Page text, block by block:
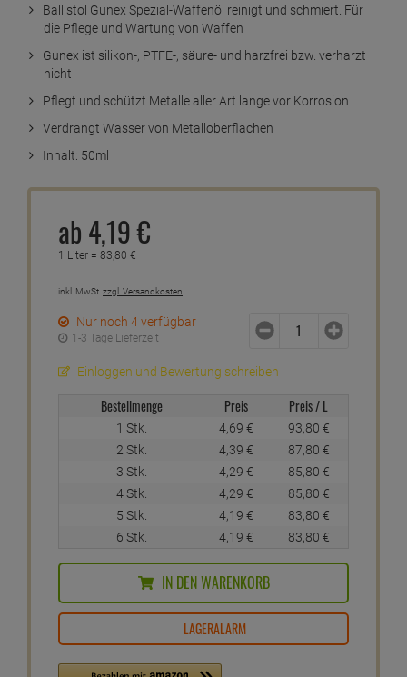
Ballistol Gunex Spezial-Waffenöl reinigt und schmiert. Für
die Pflege und Wartung von Waffen
Gunex ist silikon-, PTFE-, säure- und harzfrei bzw. verharzt
nicht
Pflegt und schützt Metalle aller Art lange vor Korrosion
Verdrängt Wasser von Metalloberflächen
Inhalt: 50ml
ab 4,19€
1 Liter = 83,80 €
inkl. MwSt. zzgl. Versandkosten
Nur noch 4 verfügbar
1-3 Tage Lieferzeit
Einloggen und Bewertung schreiben
Bestellmenge Preis Preis / L
1 Stk. 4, 69 € 93, 80 €
2 Stk.
4, 39 € 87, 80 €
3 Stk.
4, 29 € 85, 80 €
4 Stk.
4, 29 € 85, 80 €
5 Stk.
4, 19 € 83, 80 €
6 Stk.
4, 19 € 83, 80 €
IN DEN WARENKORB
LAGERALARM